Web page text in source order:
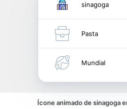
sinagoga
Pasta
Mundial
Ícone animado de sinagoga